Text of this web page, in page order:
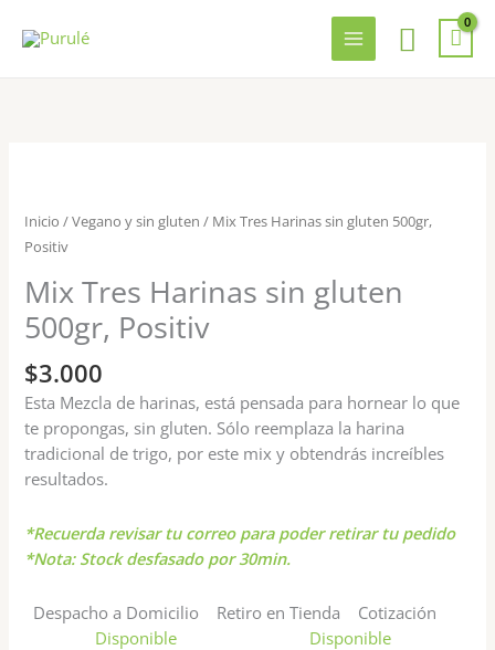
Inicio /Vegano y sin gluten / Mix Tres Harinas sin gluten 500gr,
Positiv
Mix Tres Harinas sin gluten
500gr, Positiv
$3.000
Esta Mezcla de harinas, está pensada para hornear lo que
te propongas, sin gluten. Sólo reemplaza la harina
tradicional de trigo, por este mix y obtendrás increíbles
resultados.
*Recuerda revisar tu correo para poder retirar tu pedido
*Nota: Stock desfasado por 30min.
Despacho a Domicilio Retiro en Tienda
Cotización
Disponible
Disponible